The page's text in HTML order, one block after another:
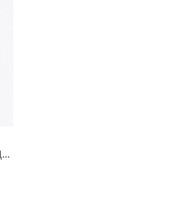
Обои Freedom 10610-01 ДОЛОРЕС